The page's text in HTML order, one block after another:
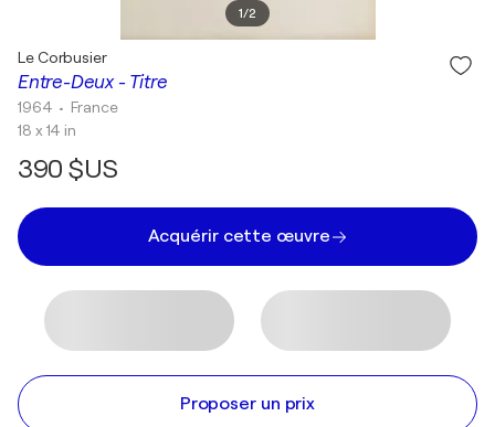
1/2
Entre-Deux - Titre
Le Corbusier
1964 • France
18 x 14 in
390 $US
Acquérir cette œuvre
Proposer un prix